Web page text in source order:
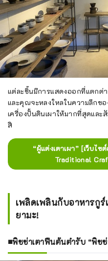
แต่ละชิ้นมีการแสดงออกที่แตกต่
และคุณจะหลงใหลในความลึกขอ
เครื่องปั้นดินเผาให้มากที่สุดแล
สิ
“ผู้แต่งเตาเผา” [เว็บไซ
Traditional
เพลิดเพลินกับอาหารกู
ยามะ!
■พิซซ่าเตาฟืนต้นตำรับ “พิซซ่